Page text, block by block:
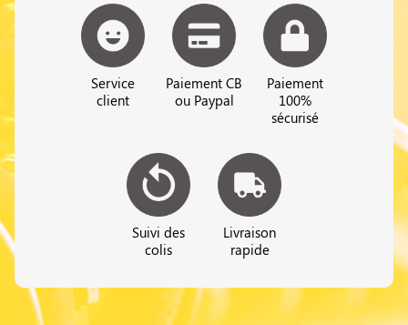
Service
client
Paiement CB
ou Paypal
Paiement
100%
sécurisé
Suivi des
colis
Livraison
rapide